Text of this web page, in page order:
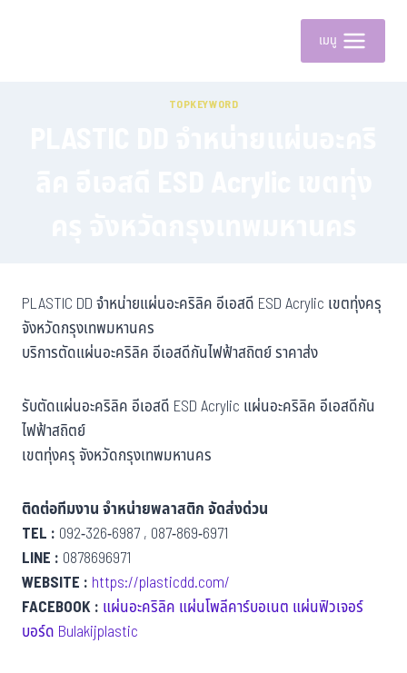
เมนู
TOPKEYWORD
PLASTIC DD จำหน่ายแผ่นอะคริลิค อีเอสดี ESD Acrylic เขตทุ่งครุ
จังหวัดกรุงเทพมหานคร
บริการตัดแผ่นอะคริลิค อีเอสดีกันไฟฟ้าสถิตย์ ราคาส่ง
รับตัดแผ่นอะคริลิค อีเอสดี ESD Acrylic แผ่นอะคริลิค อีเอสดีกัน
ไฟฟ้าสถิตย์
เขตทุ่งครุ จังหวัดกรุงเทพมหานคร
ติดต่อทีมงาน จำหน่ายพลาสติก จัดส่งด่วน
TEL : 092-326-6987 , 087-869-6971
LINE : 0878696971
WEBSITE : https://plasticdd.com/
FACEBOOK : แผ่นอะคริลิค แผ่นโพลีคาร์บอเนต แผ่นฟิวเจอร์
บอร์ด Bulakijplastic